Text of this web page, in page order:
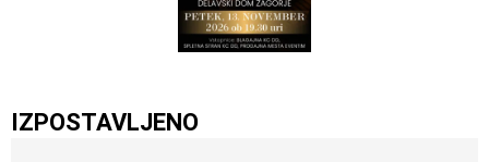
IZPOSTAVLJENO